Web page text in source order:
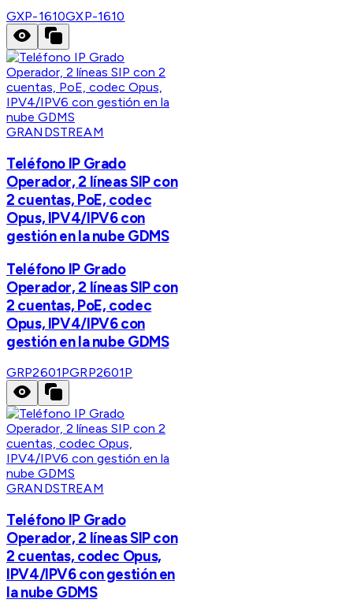
GXP-1610GXP-1610
GRANDSTREAM
Teléfono IP Grado
Operador, 2 líneas SIP con
2 cuentas, PoE, codec
Opus, IPV4/IPV6 con
gestión en la nube GDMS
Teléfono IP Grado
Operador, 2 líneas SIP con
2 cuentas, PoE, codec
Opus, IPV4/IPV6 con
gestión en la nube GDMS
GRP2601PGRP2601P
GRANDSTREAM
Teléfono IP Grado
Operador, 2 líneas SIP con
2 cuentas, codec Opus,
IPV4/IPV6 con gestión en
la nube GDMS